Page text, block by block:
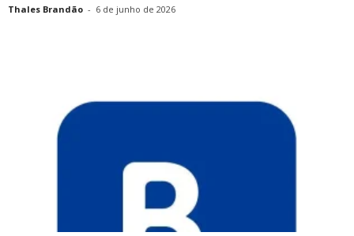
Thales Brandão - 6 de junho de 2026